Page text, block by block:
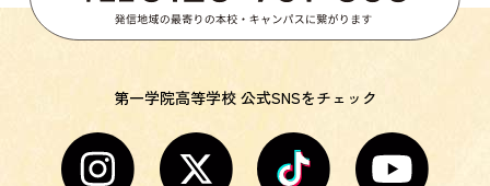
第一学院高等学校 公式SNSをチェック